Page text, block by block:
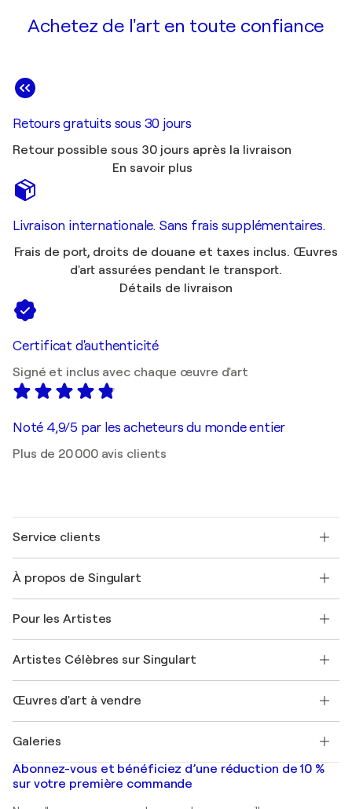
Achetez de l'art en toute confiance
Retours gratuits sous 30 jours
Retour possible sous 30 jours après la livraison
En savoir plus
Livraison internationale. Sans frais supplémentaires.
Frais de port, droits de douane et taxes inclus. Œuvres
d'art assurées pendant le transport.
Détails de livraison
Certificat d'authenticité
Signé et inclus avec chaque œuvre d'art
Noté 4,9/5 par les acheteurs du monde entier
Plus de 20 000 avis clients
Service clients
Expédition
Offrir une carte cadeau
Rejoignez notre programme commercial
Mon compte
+33 1 76 44 06 42
À propos de Singulart
FAQ
Magazine Singulart
Emplois
Découvrez une sélection d'art original
Pour les Artistes
Se connecter en tant qu'Artiste
Artistes Célèbres sur Singulart
Marc Chagall
Banksy
Mr. Brainwash
Shepard Fairey
Œuvres d'art à vendre
Tableaux abstraits à vendre
Peintures de paysage
Estampes
Galeries
Galeries d'art en France
Galeries d'art en Belgique
Abonnez-vous et bénéficiez d’une réduction de 10 %
sur votre première commande